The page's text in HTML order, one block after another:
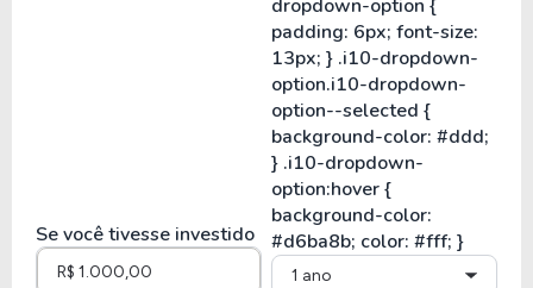
Se você tivesse investido
1 ano